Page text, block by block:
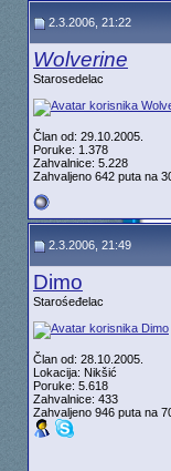
2.3.2006, 21:22
Wolverine
Starosedelac
Član od: 29.10.2005.
Poruke: 1.378
Zahvalnice: 5.228
Zahvaljeno 642 puta na
2.3.2006, 21:49
Dimo
Starośeđelac
Član od: 28.10.2005.
Lokacija: Nikšić
Poruke: 5.618
Zahvalnice: 433
Zahvaljeno 946 puta na